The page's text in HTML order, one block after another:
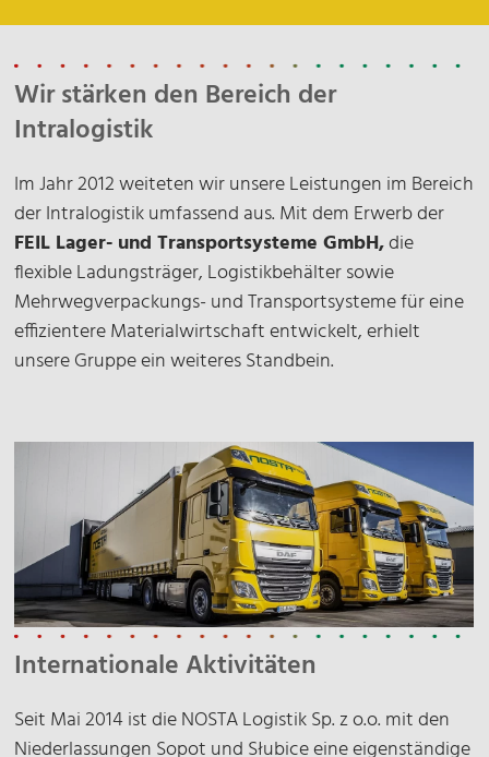
Wir stärken den Bereich der
Intralogistik
Im Jahr 2012 weiteten wir unsere Leistungen im Bereich
der Intralogistik umfassend aus. Mit dem Erwerb der
FEIL Lager- und Transportsysteme GmbH,die
flexible Ladungsträger, Logistikbehälter sowie
Mehrwegverpackungs- und Transportsysteme für eine
effizientere Materialwirtschaft entwickelt, erhielt
unsere Gruppe ein weiteres Standbein.
Internationale Aktivitäten
Seit Mai 2014 ist die NOSTA Logistik Sp. z o.o. mit den
Niederlassungen Sopot und Słubice eine eigenständige